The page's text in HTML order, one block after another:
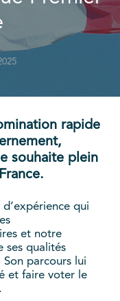
rapide
souhaite plein
qui
et notre
ses qualités
parcours lui
et faire voter le